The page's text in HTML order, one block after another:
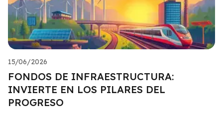
15/06/2026
FONDOS DE INFRAESTRUCTURA:
INVIERTE EN LOS PILARES DEL
PROGRESO